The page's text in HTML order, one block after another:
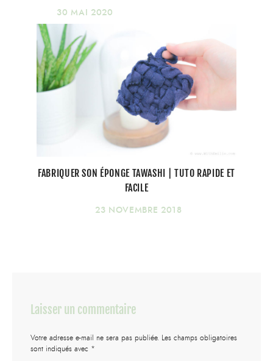
30 MAI 2020
FABRIQUER SON ÉPONGE TAWASHI | TUTO RAPIDE ET
FACILE
23 NOVEMBRE 2018
Laisser un commentaire
Votre adresse e-mail ne sera pas publiée. Les champs obligatoires
sont indiqués avec *